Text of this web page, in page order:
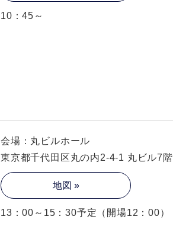
10：45～
会場：丸ビルホール
東京都千代田区丸の内2-4-1 丸ビル7階
地図 »
13：00～15：30予定（開場12：00）